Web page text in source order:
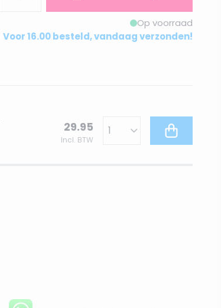
Op voorraad
Voor 16.00 besteld, vandaag verzonden!
29.95
Incl. BTW